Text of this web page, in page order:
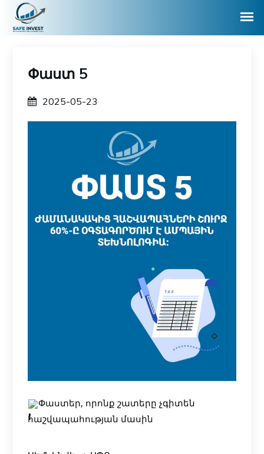
Փաստ 5
2025-05-23
Փաստեր, որոնք շատերը չգիտեն
հաշվապահության մասին